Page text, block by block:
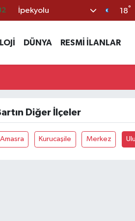
İpekyolu 18°
DÜNYA RESMİ İLANLAR
Diğer İlçeler
Amasra Kurucaşile Merkez